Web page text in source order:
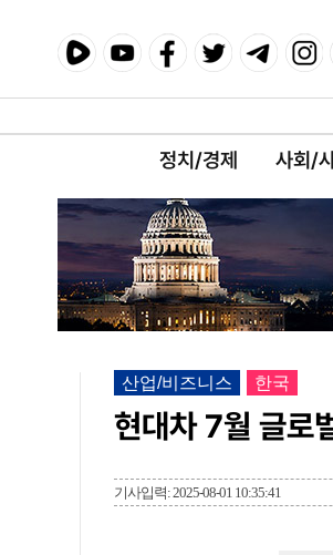
정치/경제 사회/
산업/비즈니스 한국
현대차 7월 글
기사입력: 2025-08-01 10:35:41